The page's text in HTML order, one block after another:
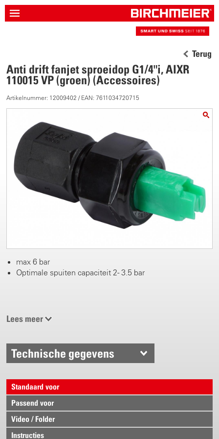
Terug
Anti drift fanjet sproeidop G1/4"i, AIXR
110015 VP (groen) (Accessoires)
Artikelnummer: 12009402 / EAN: 7611034720715
max 6 bar
Optimale spuiten capaciteit 2 - 3.5 bar
Lees meer
Technische gegevens
Standaard voor
Passend voor
Video / Folder
Instructies